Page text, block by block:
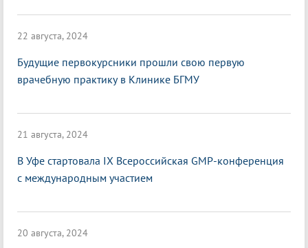
22 августа, 2024
Будущие первокурсники прошли свою первую
врачебную практику в Клинике БГМУ
21 августа, 2024
В Уфе стартовала IX Всероссийская GMP-конференция
с международным участием
20 августа, 2024